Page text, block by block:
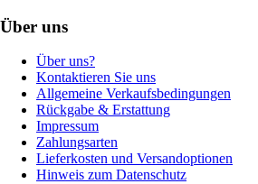
Über uns
Über uns?
Kontaktieren Sie uns
Allgemeine Verkaufsbedingungen
Rückgabe & Erstattung
Impressum
Zahlungsarten
Lieferkosten und Versandoptionen
Hinweis zum Datenschutz